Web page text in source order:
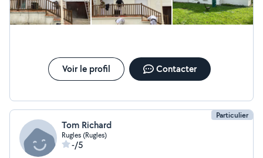
Voir le profil Contacter
Particulier
Tom Richard
Rugles (Rugles)
-/5